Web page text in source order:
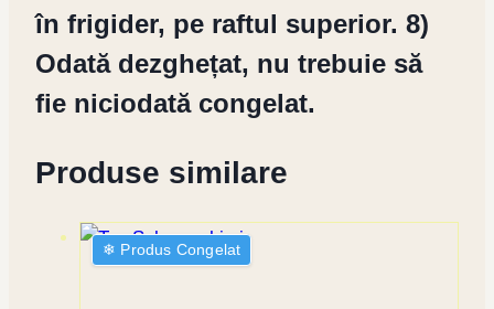
în frigider, pe raftul superior. 8)
Odată dezghețat, nu trebuie să
fie niciodată congelat.
Produse similare
❄︎ Produs Congelat